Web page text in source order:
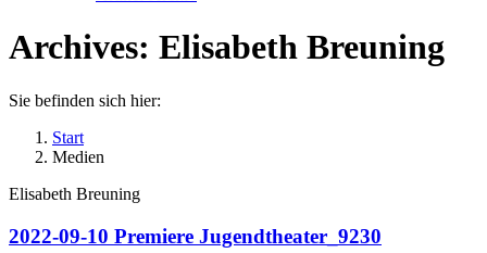
Archives: Elisabeth Breuning
Sie befinden sich hier:
Start
Medien
Elisabeth Breuning
2022-09-10 Premiere Jugendtheater_9230